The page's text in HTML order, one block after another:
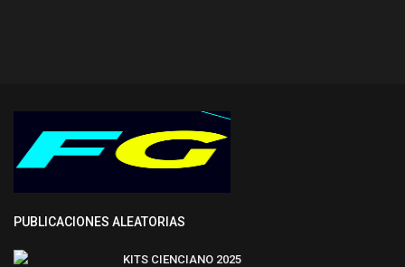
PUBLICACIONES ALEATORIAS
KITS CIENCIANO 2025